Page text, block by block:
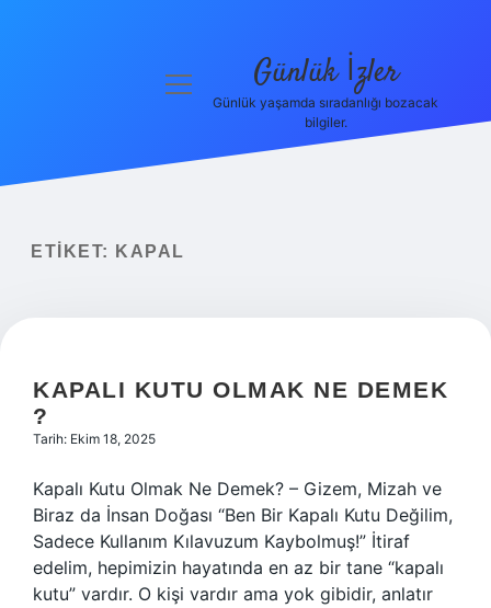
menüyü
Günlük İzler
Günlük yaşamda sıradanlığı bozacak
bilgiler.
ETIKET: KAPAL
KAPALI KUTU OLMAK NE DEMEK
?
Tarih: Ekim 18, 2025
Kapalı Kutu Olmak Ne Demek? – Gizem, Mizah ve
Biraz da İnsan Doğası “Ben Bir Kapalı Kutu Değilim,
Sadece Kullanım Kılavuzum Kaybolmuş!” İtiraf
edelim, hepimizin hayatında en az bir tane “kapalı
kutu” vardır. O kişi vardır ama yok gibidir, anlatır